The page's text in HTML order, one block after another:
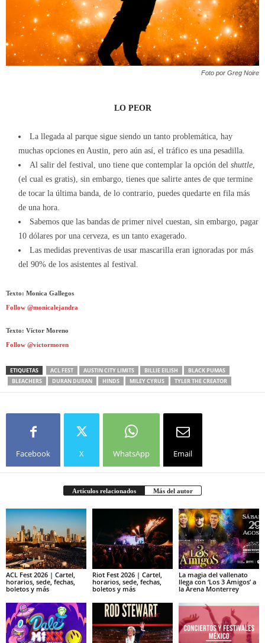
Foto por Greg Noire
LO PEOR
La llegada al parque sigue siendo un tanto problemática, hay
muchas opciones en Austin, pero aún así, el tráfico es una pesadilla.
Al salir del festival, uno tiene que contemplar la opción del shuttle,
(el cual es gratis), sin embargo, tienes que salirte antes de que termine
de tocar la última banda, de lo contrario, puedes quedarte en fila más
de una hora.
Sabemos que las bandas de primer nivel cuestan, sin embargo, pagar
10 dólares por una cerveza, es un tanto exagerado.
Las medidas preventivas de usar mascarilla eran ignoradas por más
del 90% de los asistentes al festival.
Texto: Monica Gallegos
Follow @monicalejandra
Texto: Víctor Moreno
Follow @victormoren
ETIQUETAS ACL FEST AUSTIN CITY LIMITS BILLIE EILISH
BLACK PUMAS
BLEACHERS
DURAN DURAN HINDS MILEY CYRUS TYLER THE CREATOR
Facebook X WhatsApp Email
Artículos relacionados Más del autor
ACL Fest 2026 | Cartel,
horarios, sede, fechas,
boletos y más
Riot Fest 2026 | Cartel,
horarios, sede, fechas,
boletos y más
La magia del vallenato
llega con ‘Los 3 Amigos’ a
la Arena Monterrey